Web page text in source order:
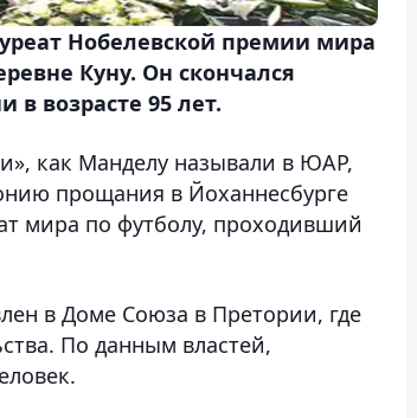
Нобелевской премии мира
Куну. Он скончался
возрасте 95 лет.
как Манделу называли в ЮАР,
прощания в Йоханнесбурге
мира по футболу, проходивший
в Доме Союза в Претории, где
По данным властей,